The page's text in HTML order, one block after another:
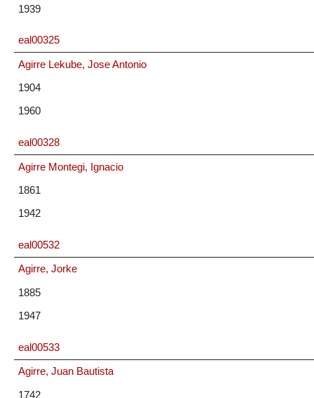
1939
eal00325
Agirre Lekube, Jose Antonio
1904
1960
eal00328
Agirre Montegi, Ignacio
1861
1942
eal00532
Agirre, Jorke
1885
1947
eal00533
Agirre, Juan Bautista
1742